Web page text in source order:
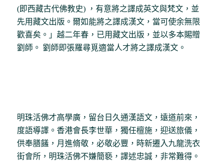
(即西藏古代佛教史) ，有意將之譯成英文與梵文，並
先用藏文出版。爾如能將之譯成漢文，當可使余無限
歡喜矣。」越二年春，已用藏文出版，並以多本賜贈
劉師。 劉師即張羅尋覓適當人才將之譯成漢文。
明珠活佛才高學廣，留台日久通漢語文，遠道前來，
度語導譯。香港會長李世華，獨任檀施，迎送旅儀，
供奉膳饈，月進脩敬，必敬必豐，時新遷入九龍洗衣
街會所，明珠活佛不嫌簡褻，譯述忠誠，非常難得。